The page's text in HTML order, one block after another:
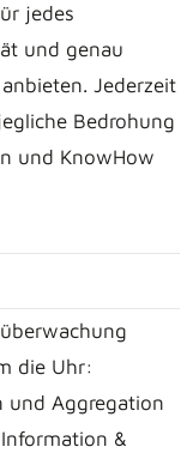
jedes
und genau
Jederzeit
Bedrohung
und KnowHow
die Uhr:
und Aggregation
&